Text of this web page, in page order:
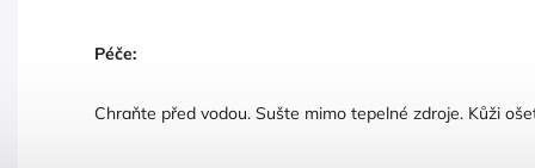
Péče:
Chraňte před vodou. Sušte mimo tepelné zdroje. Kůži